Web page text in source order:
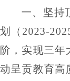
一、
坚持
划（ 2023-
阶，实现三年
动呈贡教育高